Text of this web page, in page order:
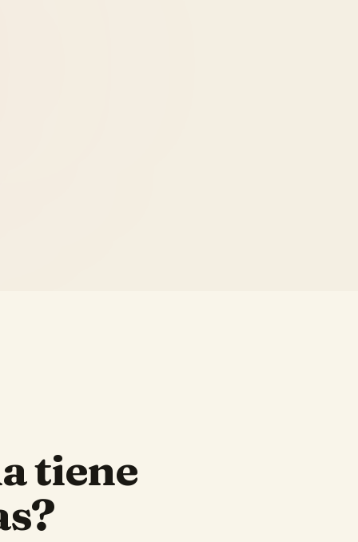
tiene